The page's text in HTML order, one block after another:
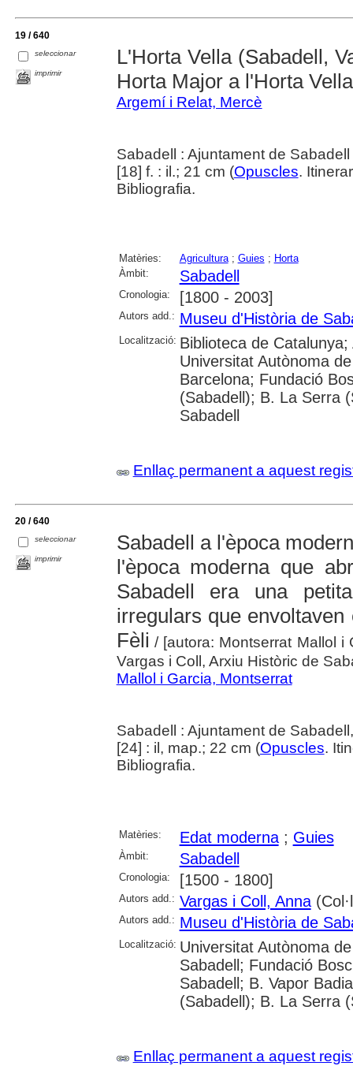
19 / 640
seleccionar
imprimir
L'Horta Vella (Sabadell,
Horta Major a l'Horta Vella
Argemí i Relat, Mercè
Sabadell : Ajuntament de
[18] f. : il.; 21 cm (Opuscles.
Bibliografia.
Matèries: Agricultura; Guies ; Horta
Àmbit:
Sabadell
Cronologia: [1800 - 2003]
Autors add.: Museu d'Història de
Localització: Biblioteca de
Universitat Autònoma
Barcelona; Fundació
(Sabadell); B. La Serra
Sabadell
Enllaç permanent a aquest
20 / 640
seleccionar
imprimir
Sabadell a l'època
l'època moderna que
Sabadell era una
irregulars que
Fèli / [autora: Montserrat Mallol i
Vargas i Coll, Arxiu Històric de
Mallol i Garcia, Montserrat
Sabadell : Ajuntament de
[24] : il, map.; 22 cm (Opuscles.
Bibliografia.
Matèries: Edat moderna; Guies
Àmbit: Sabadell
Cronologia: [1500 - 1800]
Autors add.: Vargas i Coll, Anna
Autors add.: Museu d'Història de
Localització: Universitat Autònoma
Sabadell; Fundació
Sabadell; B. Vapor
(Sabadell); B. La Serra
Enllaç permanent a aquest